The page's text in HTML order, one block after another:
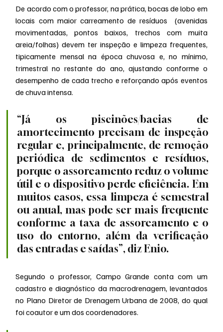
De acordo com o professor, na prática, bocas de lobo em
locais com maior carreamento de resíduos  (avenidas
movimentadas, pontos baixos, trechos com muita
areia/folhas) devem ter inspeção e limpeza frequentes,
tipicamente mensal na época chuvosa e, no mínimo,
trimestral no restante do ano, ajustando conforme o
desempenho de cada trecho e reforçando após eventos
de chuva intensa.
“Já os piscinões/bacias de
amortecimento precisam de inspeção
regular e, principalmente, de remoção
periódica de sedimentos e resíduos,
porque o assoreamento reduz o volume
útil e o dispositivo perde eficiência. Em
muitos casos, essa limpeza é semestral
ou anual, mas pode ser mais frequente
conforme a taxa de assoreamento e o
uso do entorno, além da verificação
das entradas e saídas”, diz Enio.
Segundo o professor, Campo Grande conta com um
cadastro e diagnóstico da macrodrenagem, levantados
no Plano Diretor de Drenagem Urbana de 2008, do qual
foi coautor e um dos coordenadores.